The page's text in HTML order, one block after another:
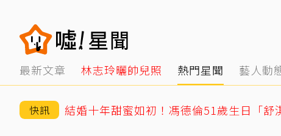
最新文章 林志玲曬帥兒照 熱門星聞 藝人動
快訊 結婚十年甜蜜如初！馮德倫51歲生日「舒